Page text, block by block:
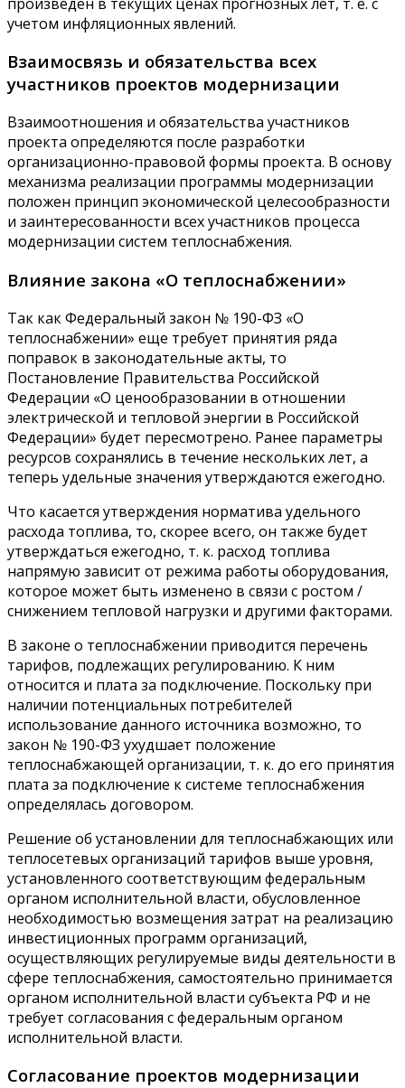
учетом инфляционных явлений.
Взаимосвязь и обязательства всех
участников проектов модернизации
Взаимоотношения и обязательства участников
проекта определяются после разработки
организационно-правовой формы проекта. В основу
механизма реализации программы модернизации
положен принцип экономической целесообразности
и заинтересованности всех участников процесса
модернизации систем теплоснабжения.
Влияние закона «О теплоснабжении»
Так как Федеральный закон № 190-ФЗ «О
теплоснабжении» еще требует принятия ряда
поправок в законодательные акты, то
Постановление Правительства Российской
Федерации «О ценообразовании в отношении
электрической и тепловой энергии в Российской
Федерации» будет пересмотрено. Ранее параметры
ресурсов сохранялись в течение нескольких лет, а
теперь удельные значения утверждаются ежегодно.
Что касается утверждения норматива удельного
расхода топлива, то, скорее всего, он также будет
утверждаться ежегодно, т. к. расход топлива
напрямую зависит от режима работы оборудования,
которое может быть изменено в связи с ростом /
снижением тепловой нагрузки и другими факторами.
В законе о теплоснабжении приводится перечень
тарифов, подлежащих регулированию. К ним
относится и плата за подключение. Поскольку при
наличии потенциальных потребителей
использование данного источника возможно, то
закон № 190-ФЗ ухудшает положение
теплоснабжающей организации, т. к. до его принятия
плата за подключение к системе теплоснабжения
определялась договором.
Решение об установлении для теплоснабжающих или
теплосетевых организаций тарифов выше уровня,
установленного соответствующим федеральным
органом исполнительной власти, обусловленное
необходимостью возмещения затрат на реализацию
инвестиционных программ организаций,
осуществляющих регулируемые виды деятельности в
сфере теплоснабжения, самостоятельно принимается
органом исполнительной власти субъекта РФ и не
требует согласования с федеральным органом
исполнительной власти.
Согласование проектов модернизации